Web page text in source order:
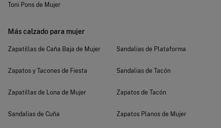
Toni Pons de Mujer
Más calzado para mujer
Zapatillas de Caña Baja de Mujer
Zapatos y Tacones de Fiesta
Zapatillas de Lona de Mujer
Sandalias de Cuña
Sandalias de Plataforma
Sandalias de Tacón
Zapatos de Tacón
Zapatos Planos de Mujer